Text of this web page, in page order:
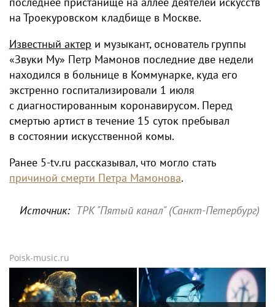
на Троекуровском кладбище в Москве.
Известный актер и музыкант, основатель группы
«Звуки Му» Петр Мамонов последние две недели
находился в больнице в Коммунарке, куда его
экстренно госпитализировали 1 июля
с диагностированным коронавирусом. Перед
смертью артист в течение 15 суток пребывал
в состоянии искусственной комы.
Ранее 5-tv.ru рассказывал, что могло стать
причиной смерти Петра Мамонова.
Источник: ТРК "Пятый канал" (Санкт-Петербург)
Poisk-music.ru